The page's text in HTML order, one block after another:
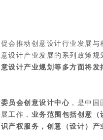
会推动创意设计行业 发展与
设计产业 发展的系列 政策规
设计产业规划等多方面将发
员会创意设计中心 ，是中
工作， 业务范围包括创意（
产权服务，创意（设计）